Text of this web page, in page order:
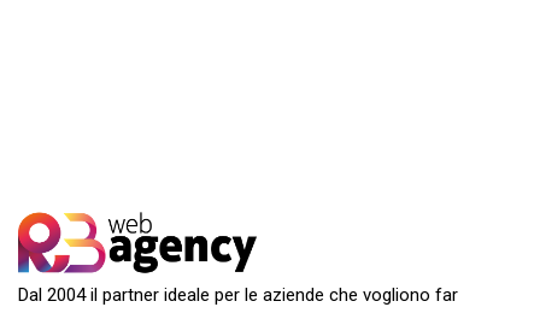
Dal 2004 il partner ideale per le aziende che vogliono far